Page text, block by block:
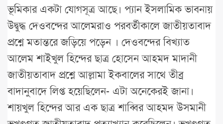
ভূমিকার একটা যোগসূত্র আছে। প্যান ইসলামিক ভাবনায়
উদ্বুদ্ধ দেওবন্দের আলেমরাও পরবর্তীকালে জাতীয়তাবাদ
প্রশ্নে মতান্তরে জড়িয়ে পড়েন । দেওবন্দের বিখ্যাত
আলেম শাইখুল হিন্দের ছাত্র হোসেন আহমদ মাদানী
জাতীয়তাবাদ প্রশ্নে আল্লামা ইকবালের সাথে তীব্র
বাদানুবাদে লিপ্ত হয়েছিলেন- এটা অনেকেরই জানা।
শায়খুল হিন্দের আর এক ছাত্র শাব্বির আহমদ উসমানী